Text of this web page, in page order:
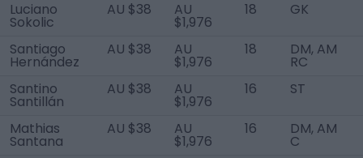
Luciano
Sokolic
AU $38 AU
$1,976
18 GK
Santiago
Hernández
AU $38 AU
$1,976
18 DM, AM
RC
Santino
Santillán
AU $38 AU
$1,976
16 ST
Mathias
Santana
AU $38 AU
$1,976
16 DM, AM
C